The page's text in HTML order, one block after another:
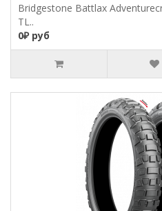
Bridgestone Battlax
TL..
0₽ руб